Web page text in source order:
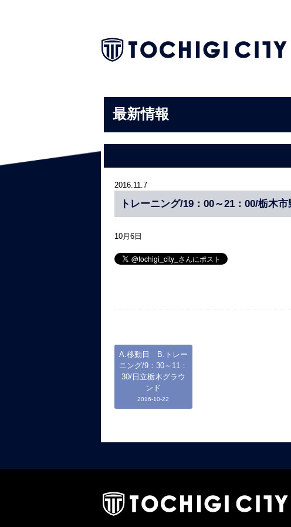
最新情報
2016.11.7
トレーニング/19：00～21：00/栃木
10月6日
A.移動日 B.トレー
ニング/9：30～11：
30/日立栃木グラウ
ンド
2016-10-22